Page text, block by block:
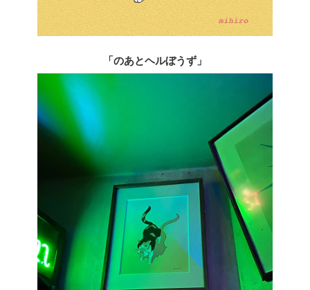
「のあとヘルぼうず」